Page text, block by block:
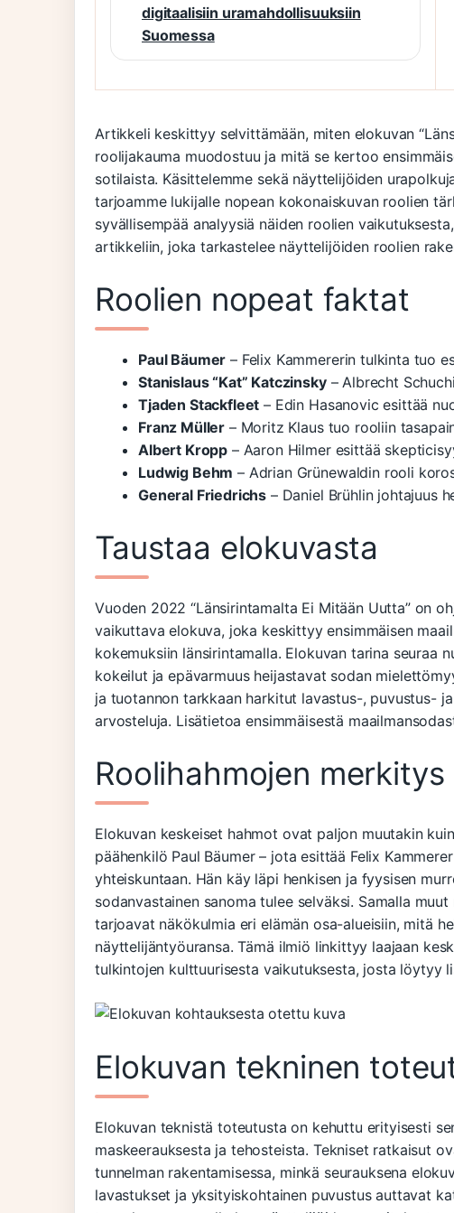
digitaalisiin uramahdollisuuksiin
Suomessa
Artikkeli keskittyy selvittämään, miten elokuvan
roolijakauma muodostuu ja mitä se kertoo
sotilaista. Käsittelemme sekä näyttelijöiden
tarjoamme lukijalle nopean kokonaiskuvan roolien
syvällisempää analyysiä näiden roolien
artikkeliin, joka tarkastelee näyttelijöiden roolien
Roolien nopeat faktat
Paul Bäumer – Felix Kammererin tulkinta tuo
Stanislaus “Kat” Katczinsky– Albrecht
Tjaden Stackfleet – Edin Hasanovic esittää
Franz Müller – Moritz Klaus tuo rooliin
Albert Kropp – Aaron Hilmer esittää
Ludwig Behm – Adrian Grünewaldin rooli
General Friedrichs – Daniel Brühlin johtajuus
Taustaa elokuvasta
Vuoden 2022 “Länsirintamalta Ei Mitään Uutta” on
vaikuttava elokuva, joka keskittyy ensimmäisen
kokemuksiin länsirintamalla. Elokuvan tarina seuraa
kokeilut ja epävarmuus heijastavat sodan
ja tuotannon tarkkaan harkitut lavastus-, puvustus-
arvosteluja. Lisätietoa ensimmäisestä
Roolihahmojen merkitys
Elokuvan keskeiset hahmot ovat paljon muutakin
päähenkilö Paul Bäumer – jota esittää Felix
yhteiskuntaan. Hän käy läpi henkisen ja fyysisen
sodanvastainen sanoma tulee selväksi. Samalla
tarjoavat näkökulmia eri elämän osa-alueisiin, mitä
näyttelijäntyöuransa. Tämä ilmiö linkittyy laajaan
tulkintojen kulttuurisesta vaikutuksesta, josta löytyy
Elokuvan tekninen
Elokuvan teknistä toteutusta on kehuttu erityisesti
maskeerauksesta ja tehosteista. Tekniset ratkaisut
tunnelman rakentamisessa, minkä seurauksena
lavastukset ja yksityiskohtainen puvustus auttavat